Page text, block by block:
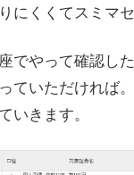
にくくてスミマセ
でやって確認し
ていただければ
いきます。